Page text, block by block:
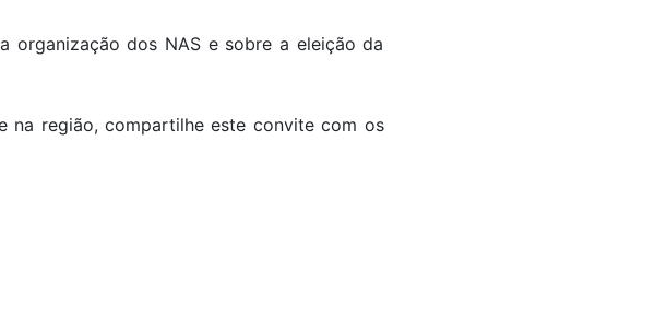
organização dos NAS e sobre a eleição da
na região, compartilhe este convite com os